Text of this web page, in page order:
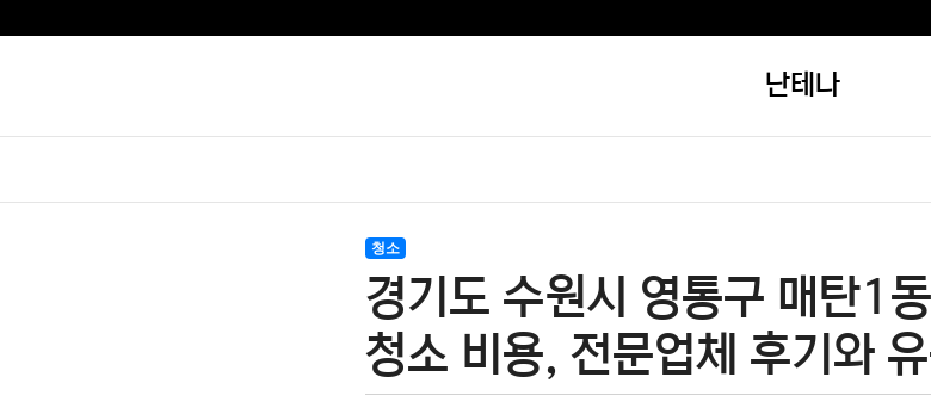
난테나
청소
경기도 수원시 영통구 매탄1
청소 비용, 전문업체 후기와